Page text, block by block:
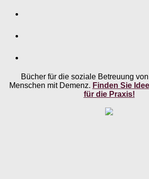
Bücher für die soziale Betreuung
Menschen mit Demenz. Finden Sie
für die Praxis!